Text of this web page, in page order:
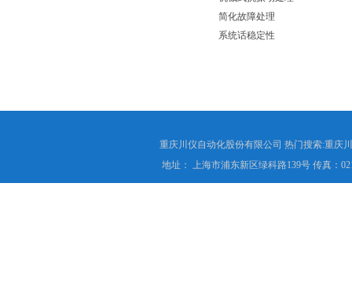
简化故障处理
系统话稳定性
重庆川仪自动化股份有限公司 热门搜索:重庆
地址： 上海市浦东新区绿科路139号 传真：